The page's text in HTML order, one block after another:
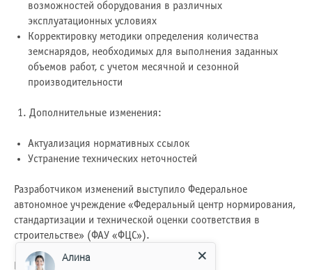
возможностей оборудования в различных
эксплуатационных условиях
Корректировку методики определения количества
земснарядов, необходимых для выполнения заданных
объемов работ, с учетом месячной и сезонной
производительности
Дополнительные изменения:
Актуализация нормативных ссылок
Устранение технических неточностей
Разработчиком изменений выступило Федеральное
автономное учреждение «Федеральный центр нормирования,
стандартизации и технической оценки соответствия в
строительстве» (ФАУ «ФЦС»).
Внесенные правки направлены на:
Алина